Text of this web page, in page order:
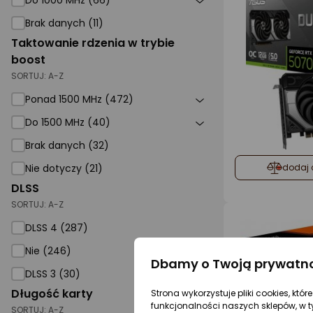
Brak danych (11)
Taktowanie rdzenia w trybie
boost
SORTUJ: A-Z
Ponad 1500 MHz (472)
Do 1500 MHz (40)
Brak danych (32)
Nie dotyczy (21)
DLSS
SORTUJ: A-Z
DLSS 4 (287)
Nie (246)
DLSS 3 (30)
Długość karty
SORTUJ: A-Z
dodaj
Dbamy o Twoją
Strona wykorzystuje pliki cookies,
funkcjonalności naszych sklepów, w